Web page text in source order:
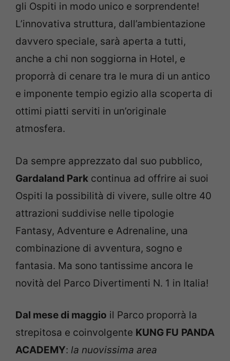
gli Ospiti in modo unico e sorprendente!
L’innovativa struttura, dall’ambientazione
davvero speciale, sarà aperta a tutti,
anche a chi non soggiorna in Hotel, e
proporrà di cenare tra le mura di un antico
e imponente tempio egizio alla scoperta di
ottimi piatti serviti in un’originale
atmosfera.
Da sempre apprezzato dal suo pubblico,
Gardaland Park continua ad offrire ai suoi
Ospiti la possibilità di vivere, sulle oltre 40
attrazioni suddivise nelle tipologie
Fantasy, Adventure e Adrenaline, una
combinazione di avventura, sogno e
fantasia. Ma sono tantissime ancora le
novità del Parco Divertimenti N. 1 in Italia!
Dal mese di maggio il Parco proporrà la
strepitosa e coinvolgente KUNG FU PANDA
ACADEMY: la nuovissima area